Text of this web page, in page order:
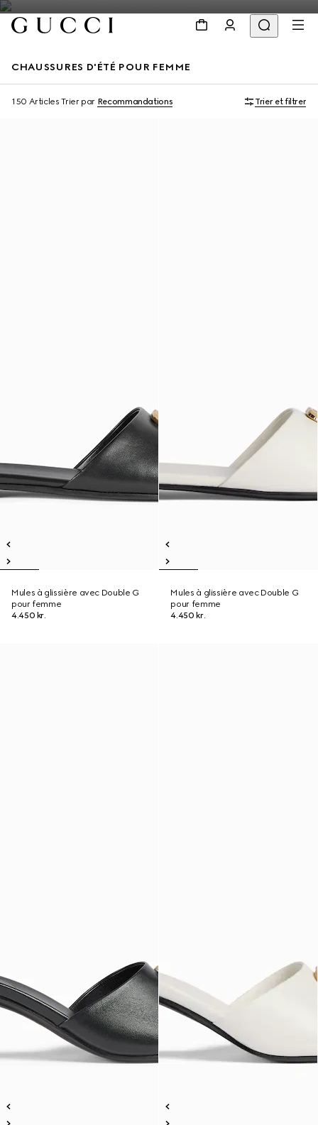
CHAUSSURES D'ÉTÉ POUR FEMME
150 Articles Trier par Recommandations Trier et filtrer
Mules à glissière avec Double G
pour femme
4.450 kr.
Mules à glissière avec Double G
pour femme
4.450 kr.